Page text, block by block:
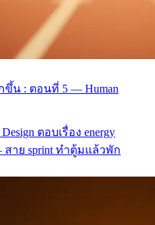
ขึ้น : ตอนที่ 5 — Human
ตอบเรื่อง energy
สาย sprint ทำตู้มแล้วพัก